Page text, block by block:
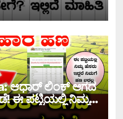
ಆಧಾರ್ ಲಿಂಕ್ ಆಗದ
ಈ ಪಟ್ಟಿಯಲ್ಲಿ ನಿಮ್ಮ
ಹಣ ಜಮಾ ಆಗಲ್ಲ !